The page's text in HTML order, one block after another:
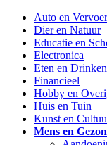
Auto en Vervoer
Dier en Natuur
Educatie en
Electronica
Eten en Drinken
Financieel
Hobby en
Huis en Tuin
Kunst en
Mens en